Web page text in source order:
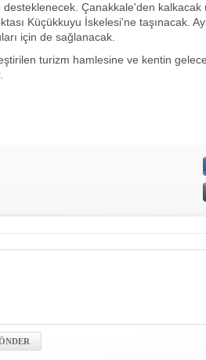
Çanakkale'den kalkacak
Küçükkuyu İskelesi'ne taşınacak.
için de sağlanacak.
turizm hamlesine ve kentin